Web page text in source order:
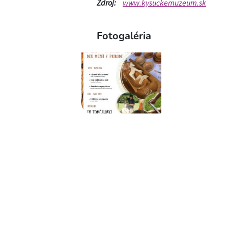
Zdroj: www.kysuckemuzeum.sk
Fotogaléria